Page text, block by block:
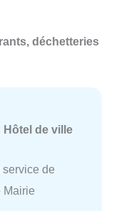
déchetteries
Hôtel de ville
de
Mairie